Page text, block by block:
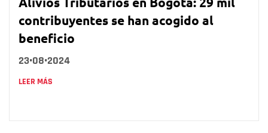
contribuyentes se han acogido al
beneficio
23•08•2024
LEER MÁS